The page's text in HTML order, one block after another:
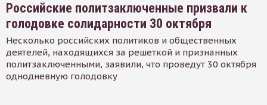
Российские политзаключенные призвали к
голодовке солидарности 30 октября
Несколько российских политиков и общественных
деятелей, находящихся за решеткой и признанных
политзаключенными, заявили, что проведут 30 октября
однодневную голодовку